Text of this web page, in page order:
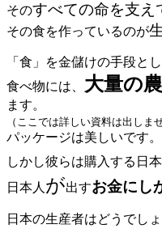
そのすべての命を支え
その食を作っているのが
「食」を金儲けの手段と
食べ物には、 大量の
ます。
（ここでは詳しい資料は出しま
パッケージは美しいです
しかし彼らは購入する日
日本人が出すお金にし
日本の生産者はどうでし